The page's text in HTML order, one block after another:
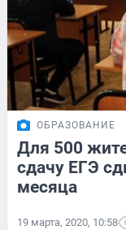
ОБРАЗОВАНИЕ
Для 500
сдачу ЕГЭ
месяца
19 марта, 2020, 10:58